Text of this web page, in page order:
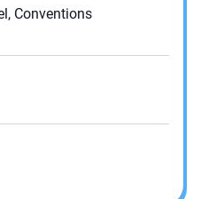
Conventions